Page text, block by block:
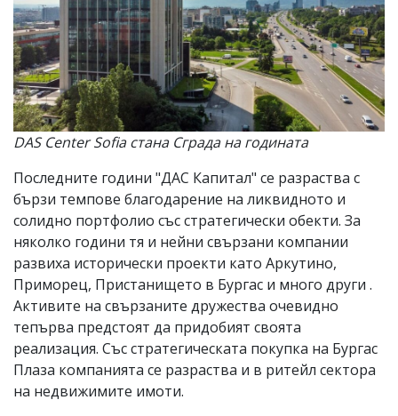
DAS Center Sofia стана Сграда на годината
Последните години "ДАС Капитал" се разраства с
бързи темпове благодарение на ликвидното и
солидно портфолио със стратегически обекти. За
няколко години тя и нейни свързани компании
развиха исторически проекти като Аркутино,
Приморец, Пристанището в Бургас и много други .
Активите на свързаните дружества очевидно
тепърва предстоят да придобият своята
реализация. Със стратегическата покупка на Бургас
Плаза компанията се разраства и в ритейл сектора
на недвижимите имоти.